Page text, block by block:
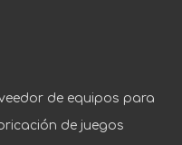
de equipos para
de juegos